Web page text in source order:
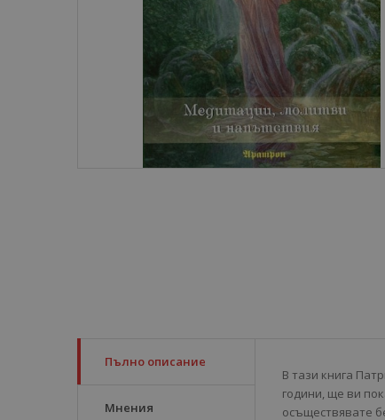
Пълно описание
Мнения
В тази книга
години, ще ви
осъществявате